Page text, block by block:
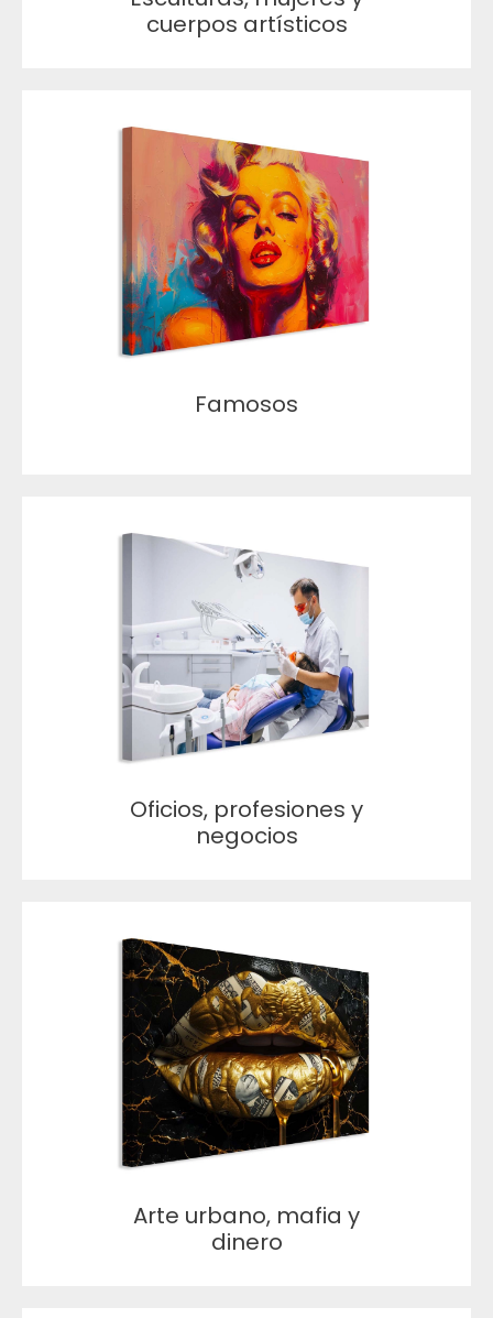
cuerpos artísticos
Famosos
Oficios, profesiones y
negocios
Arte urbano, mafia y
dinero